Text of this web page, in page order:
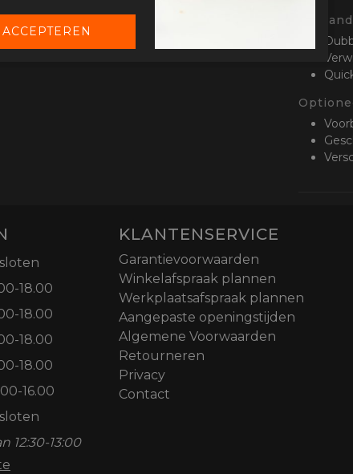
18.00
18.00
18.00
18.00
16.00
12:30-13:00
KLANTENSERVICE
Garantievoorwaarden
Winkelafspraak plannen
Werkplaatsafspraak plannen
Aangepaste openingstijden
Algemene Voorwaarden
Retourneren
Privacy
Contact